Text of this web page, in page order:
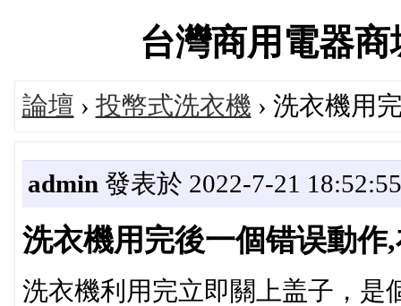
台灣商用電器
論壇 › 投幣式洗衣機 › 洗衣機用
admin 發表於 2022-7-21 18:52:55
洗衣機用完後一個错误動作
洗衣機利用完立即關上盖子，是